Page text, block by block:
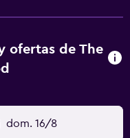
baños están dotados
personal de diseño,
(velocidad: 25 Mbps o
de negocios incluyen
ofertas de The
dom. 16/8